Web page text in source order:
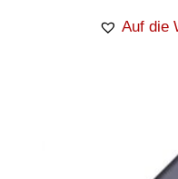
Auf die